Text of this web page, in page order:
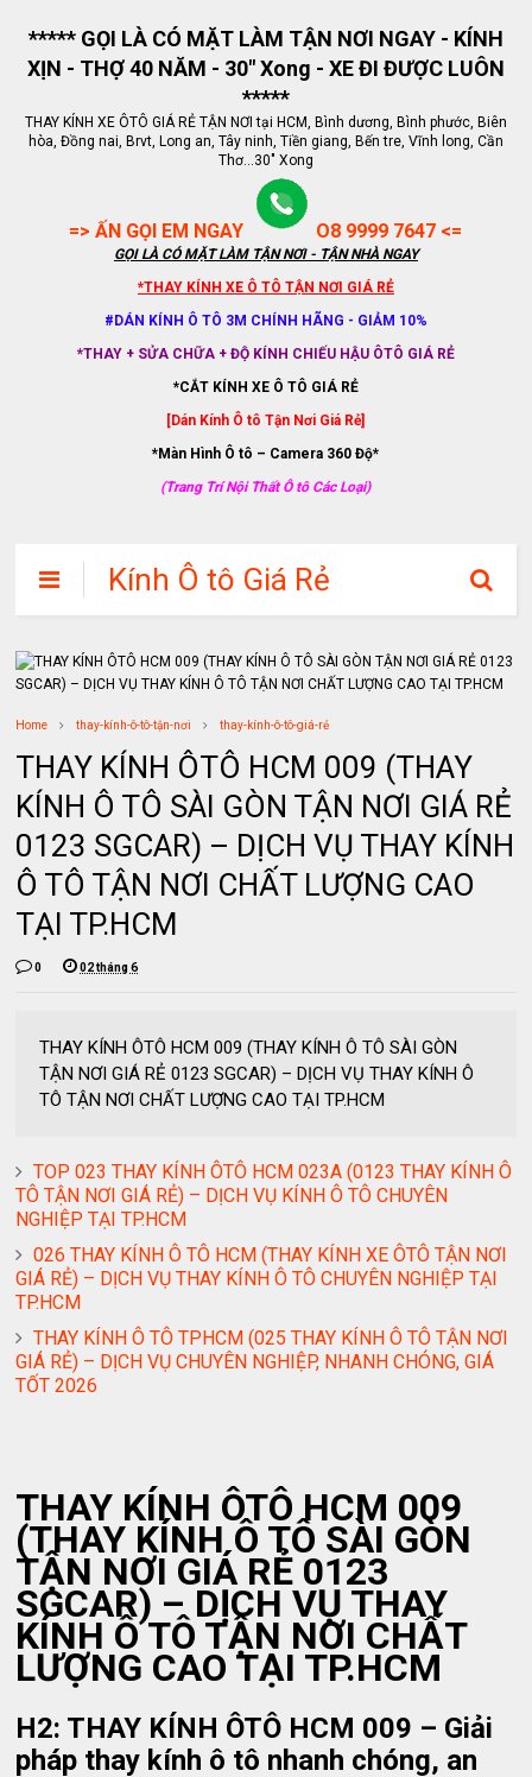
***** GỌI LÀ CÓ MẶT LÀM TẬN NƠI NGAY - KÍNH
XỊN - THỢ 40 NĂM - 30" Xong - XE ĐI ĐƯỢC LUÔN
*****
THAY KÍNH XE ÔTÔ GIÁ RẺ TẬN NƠI tại HCM, Bình dương, Bình phước, Biên
hòa, Đồng nai, Brvt, Long an, Tây ninh, Tiền giang, Bến tre, Vĩnh long, Cần
Thơ...30" Xong
=> ẤN GỌI EM NGAY O8 9999 7647 <=
GỌI LÀ CÓ MẶT LÀM TẬN NƠI - TẬN NHÀ NGAY
*THAY KÍNH XE Ô TÔ TẬN NƠI GIÁ RẺ
#DÁN KÍNH Ô TÔ 3M CHÍNH HÃNG - GIẢM 10%
*THAY + SỬA CHỮA + ĐỘ KÍNH CHIẾU HẬU ÔTÔ GIÁ RẺ
*CẮT KÍNH XE Ô TÔ GIÁ RẺ
[Dán Kính Ô tô Tận Nơi Giá Rẻ]
*Màn Hình Ô tô – Camera 360 Độ*
(Trang Trí Nội Thất Ô tô Các Loại)
Kính Ô tô Giá Rẻ
Home thay-kính-ô-tô-tận-nơi thay-kính-ô-tô-giá-rẻ
THAY KÍNH ÔTÔ HCM 009 (THAY
KÍNH Ô TÔ SÀI GÒN TẬN NƠI GIÁ RẺ
0123 SGCAR) – DỊCH VỤ THAY KÍNH
Ô TÔ TẬN NƠI CHẤT LƯỢNG CAO
TẠI TP.HCM
0 02 tháng 6
THAY KÍNH ÔTÔ HCM 009 (THAY KÍNH Ô TÔ SÀI GÒN
TẬN NƠI GIÁ RẺ 0123 SGCAR) – DỊCH VỤ THAY KÍNH Ô
TÔ TẬN NƠI CHẤT LƯỢNG CAO TẠI TP.HCM
TOP 023 THAY KÍNH ÔTÔ HCM 023A (0123 THAY KÍNH Ô
TÔ TẬN NƠI GIÁ RẺ) – DỊCH VỤ KÍNH Ô TÔ CHUYÊN
NGHIỆP TẠI TP.HCM
026 THAY KÍNH Ô TÔ HCM (THAY KÍNH XE ÔTÔ TẬN NƠI
GIÁ RẺ) – DỊCH VỤ THAY KÍNH Ô TÔ CHUYÊN NGHIỆP TẠI
TP.HCM
THAY KÍNH Ô TÔ TPHCM (025 THAY KÍNH Ô TÔ TẬN NƠI
GIÁ RẺ) – DỊCH VỤ CHUYÊN NGHIỆP, NHANH CHÓNG, GIÁ
TỐT 2026
THAY KÍNH ÔTÔ HCM 009
(THAY KÍNH Ô TÔ SÀI GÒN
TẬN NƠI GIÁ RẺ 0123
SGCAR) – DỊCH VỤ THAY
KÍNH Ô TÔ TẬN NƠI CHẤT
LƯỢNG CAO TẠI TP.HCM
H2: THAY KÍNH ÔTÔ HCM 009 – Giải
pháp thay kính ô tô nhanh chóng, an